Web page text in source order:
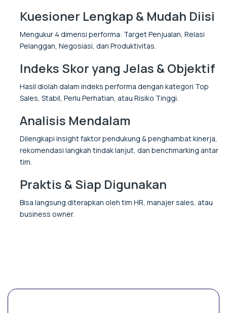
Kuesioner Lengkap & Mudah Diisi
Mengukur 4 dimensi performa: Target Penjualan, Relasi
Pelanggan, Negosiasi, dan Produktivitas.
Indeks Skor yang Jelas & Objektif
Hasil diolah dalam indeks performa dengan kategori Top
Sales, Stabil, Perlu Perhatian, atau Risiko Tinggi.
Analisis Mendalam
Dilengkapi insight faktor pendukung & penghambat kinerja,
rekomendasi langkah tindak lanjut, dan benchmarking antar
tim.
Praktis & Siap Digunakan
Bisa langsung diterapkan oleh tim HR, manajer sales, atau
business owner.